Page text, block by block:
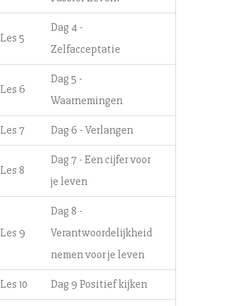
Les 5
Dag 4 -
Zelfacceptatie
Les 6
Dag 5 -
Waarnemingen
Les 7 Dag 6 - Verlangen
Les 8
Dag 7 - Een cijfer voor
je leven
Les 9
Dag 8 -
Verantwoordelijkheid
nemen voor je leven
Les 10 Dag 9 Positief kijken